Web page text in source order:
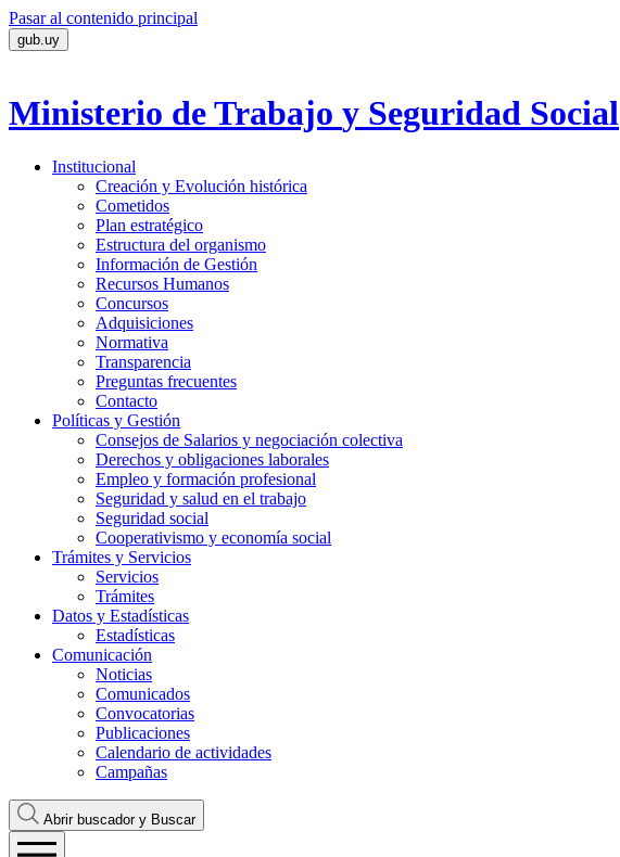
Pasar al contenido principal
gub.uy
Ministerio de Trabajo y Seguridad Social
Institucional
Creación y Evolución histórica
Cometidos
Plan estratégico
Estructura del organismo
Información de Gestión
Recursos Humanos
Concursos
Adquisiciones
Normativa
Transparencia
Preguntas frecuentes
Contacto
Políticas y Gestión
Consejos de Salarios y negociación colectiva
Derechos y obligaciones laborales
Empleo y formación profesional
Seguridad y salud en el trabajo
Seguridad social
Cooperativismo y economía social
Trámites y Servicios
Servicios
Trámites
Datos y Estadísticas
Estadísticas
Comunicación
Noticias
Comunicados
Convocatorias
Publicaciones
Calendario de actividades
Campañas
Abrir buscador y Buscar